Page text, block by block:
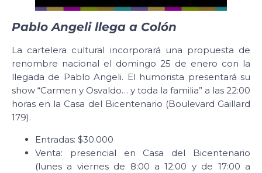
Pablo Angeli llega a Colón
La cartelera cultural incorporará una propuesta de
renombre nacional el domingo 25 de enero con la
llegada de Pablo Angeli. El humorista presentará su
show “Carmen y Osvaldo… y toda la familia” a las 22:00
horas en la Casa del Bicentenario (Boulevard Gaillard
179).
Entradas: $30.000
Venta: presencial en Casa del Bicentenario
(lunes a viernes de 8:00 a 12:00 y de 17:00 a